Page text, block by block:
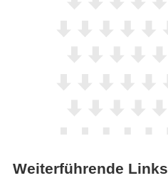
Weiterführende Links